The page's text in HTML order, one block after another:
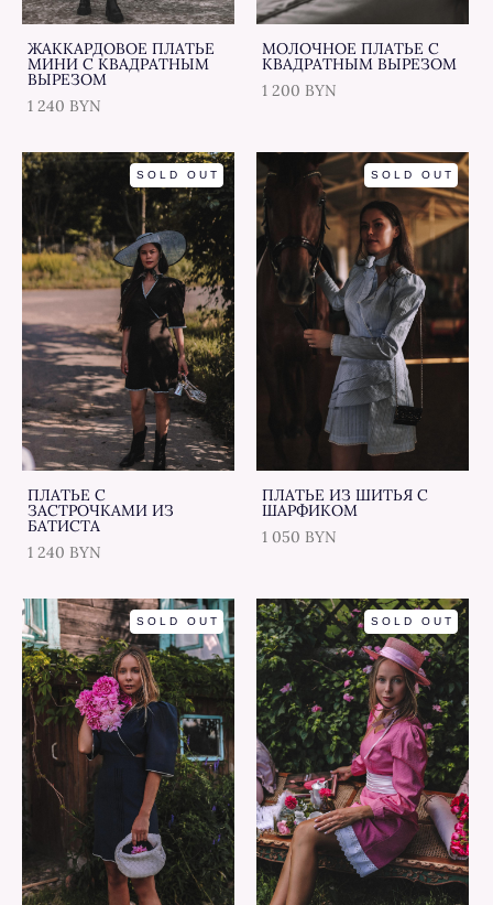
ЖАККАРДОВОЕ ПЛАТЬЕ
МИНИ С КВАДРАТНЫМ
ВЫРЕЗОМ
1 240 BYN
МОЛОЧНОЕ ПЛАТЬЕ С
КВАДРАТНЫМ ВЫРЕЗОМ
1 200 BYN
SOLD OUT
ПЛАТЬЕ С
ЗАСТРОЧКАМИ ИЗ
БАТИСТА
1 240 BYN
SOLD OUT
ПЛАТЬЕ ИЗ ШИТЬЯ С
ШАРФИКОМ
1 050 BYN
SOLD OUT SOLD OUT